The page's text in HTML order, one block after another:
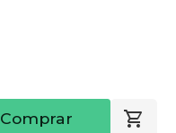
Comprar